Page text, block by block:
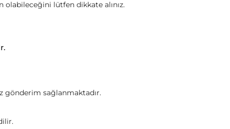
lütfen dikkate alınız.
gönderim sağlanmaktadır.